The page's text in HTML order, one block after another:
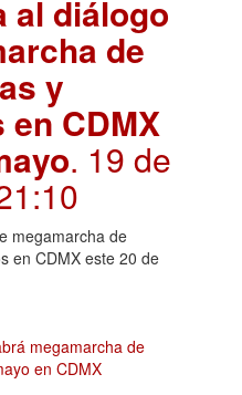
al diálogo
de
y
CDMX
. 19 de
megamarcha de
en CDMX este 20 de